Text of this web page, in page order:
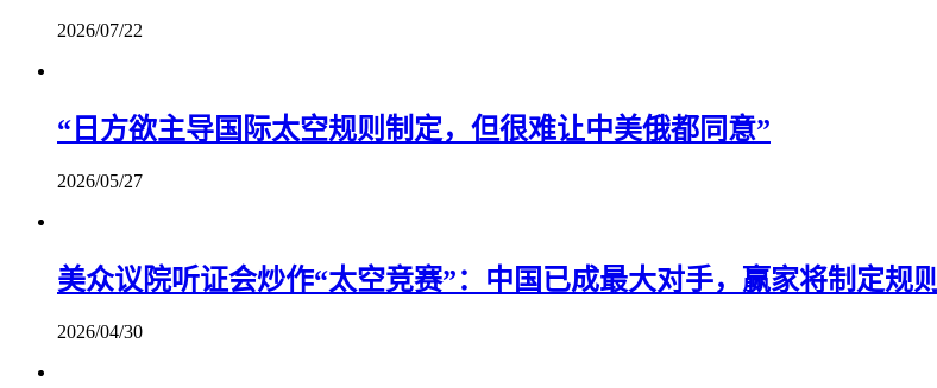
2026/07/22
“日方欲主导国际太空规则制定，但很难让中美俄都同意”
2026/05/27
美众议院听证会炒作“太空竞赛”：中国已成最大对手，赢家将制定规则
2026/04/30